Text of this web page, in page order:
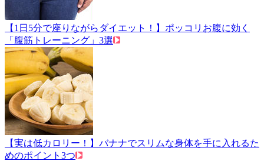
【1日5分で座りながらダイエット！】ポッコリお腹に効く
「腹筋トレーニング」3選
【実は低カロリー！】バナナでスリムな身体を手に入れるた
めのポイント3つ